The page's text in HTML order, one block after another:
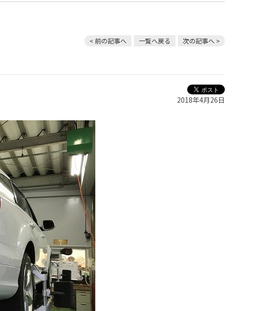
< 前の記事へ 一覧へ戻る 次の記事へ >
2018年4月26日